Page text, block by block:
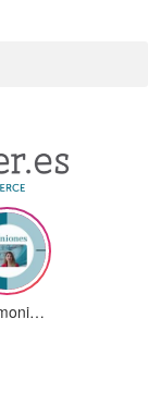
Testimonios Alumnos